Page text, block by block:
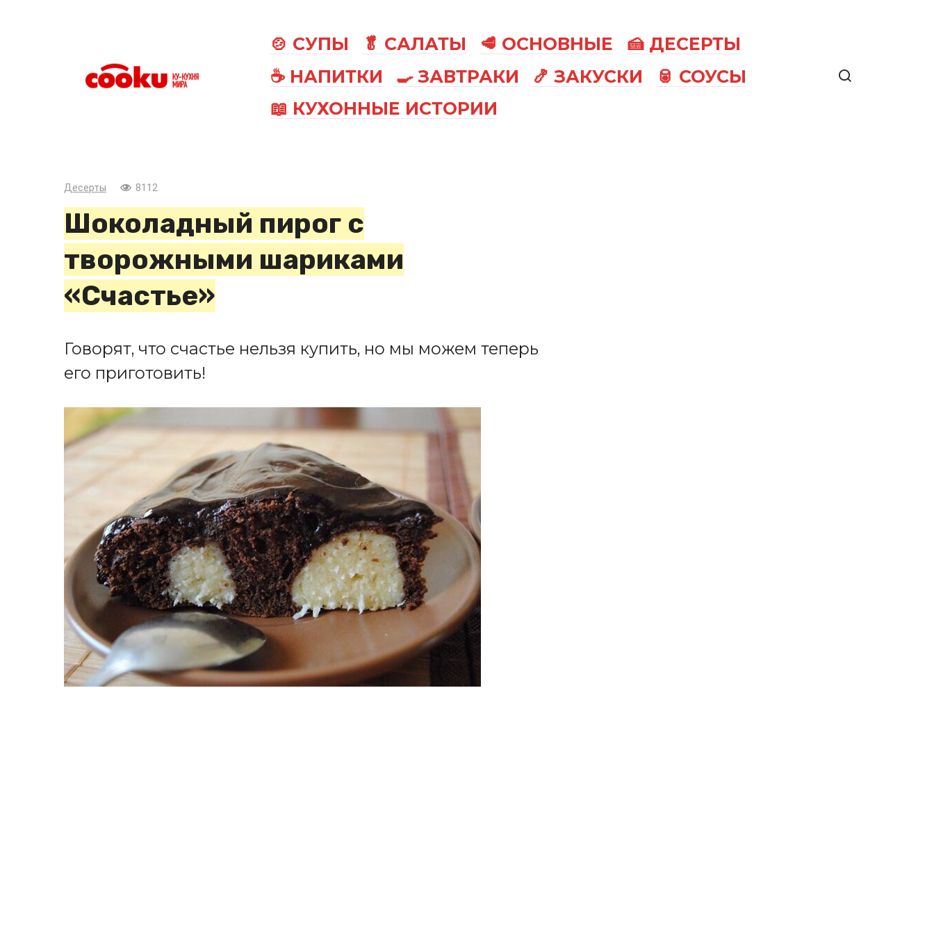
🍲 СУПЫ 🥬 САЛАТЫ 🥩 ОСНОВНЫЕ
🍰 ДЕСЕРТЫ
☕ НАПИТКИ
🍳 ЗАВТРАКИ 🍤 ЗАКУСКИ
🥫 СОУСЫ
📖 КУХОННЫЕ ИСТОРИИ
Десерты 8112
Шоколадный пирог с
творожными шариками
«Счастье»
Говорят, что счастье нельзя купить, но мы можем теперь
его приготовить!